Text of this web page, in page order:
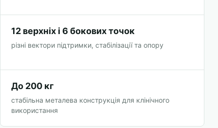
12 верхніх і 6 бокових точок
різні вектори підтримки, стабілізації та опору
До 200 кг
стабільна металева конструкція для клінічного
використання